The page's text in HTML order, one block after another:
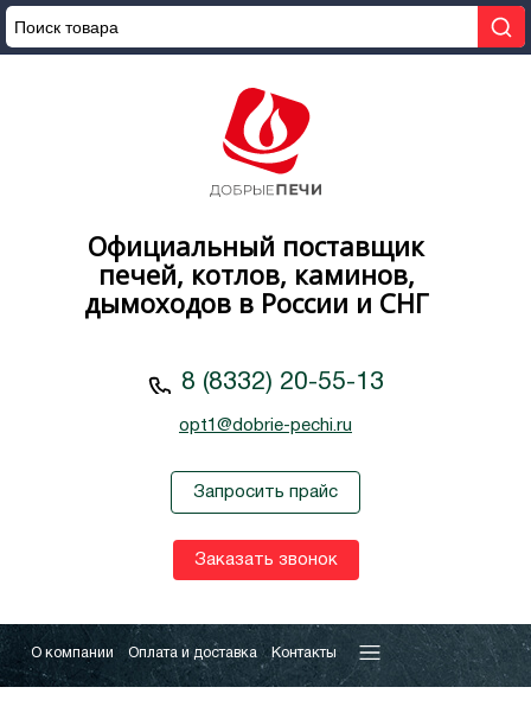
Официальный поставщик
печей, котлов, каминов,
дымоходов в России и СНГ
8 (8332) 20-55-13
opt1@dobrie-pechi.ru
Запросить прайс
Заказать звонок
О компании Оплата и доставка Контакты